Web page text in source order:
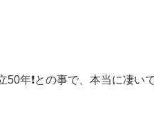
年❗️との事で、本当に凄い